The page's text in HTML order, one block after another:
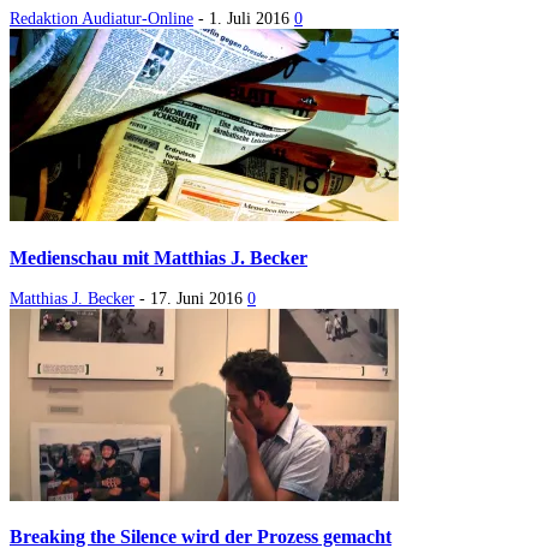
Redaktion Audiatur-Online - 1. Juli 2016 0
Medienschau mit Matthias J. Becker
Matthias J. Becker - 17. Juni 2016 0
Breaking the Silence wird der Prozess gemacht